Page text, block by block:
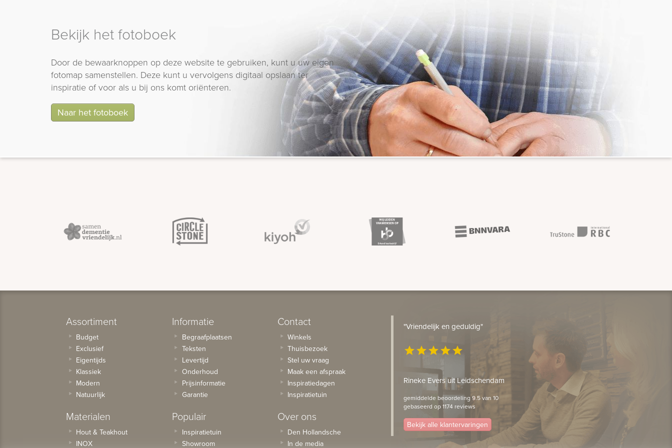
Bekijk het fotoboek
Door de bewaarknoppen op deze website te gebruiken, kunt u uw eigen
fotomap samenstellen. Deze kunt u vervolgens digitaal opslaan ter
inspiratie of voor als u bij ons komt oriënteren.
Naar het fotoboek
Assortiment
Budget
Exclusief
Eigentijds
Klassiek
Modern
Natuurlijk
Materialen
Hout & Teakhout
INOX
Informatie
Begraafplaatsen
Teksten
Levertijd
Onderhoud
Prijsinformatie
Garantie
Populair
Inspiratietuin
Showroom
Contact
Winkels
Thuisbezoek
Stel uw vraag
Maak een afspraak
Inspiratiedagen
Inspiratietuin
Over ons
Den Hollandsche
In de media
"Vriendelijk en geduldig"
starstarstarstarstar
Rineke Evers uit Leidschendam
gemiddelde beoordeling 9.5 van 10
gebaseerd op 1174 reviews
Bekijk alle klantervaringen